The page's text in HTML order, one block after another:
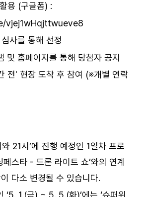
용 (구글폼) :
vjej1wHqjttwueve8
사를 통해 선정
및 홈페이지를 통해 당첨자 공지
전' 현장 도착 후 참여 (※개별 연락
21시’에 진행 예정인 1일차 프로
페스타 - 드론 라이트 쇼’와의 연계
다소 변경될 수 있습니다.